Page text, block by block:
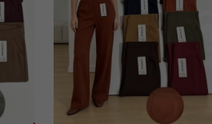
wysyłamy Klientom
wysyłanego Klientowi, jeżeli
na otrzymywanie newslettera o
te dotyczą wyłącznie oferty naszego
i sugestie odnoszące się do
na email